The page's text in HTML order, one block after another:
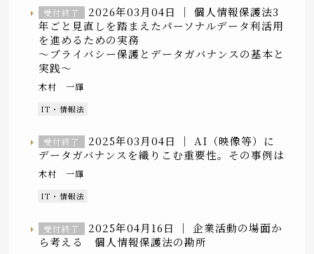
受付終了 2026年03月04日 ｜
個人情報保護法3
年ごと見直しを踏まえたパーソナルデータ利活用
を進めるための実務
～プライバシー保護とデータガバナンスの基本と
実践〜
木村 一輝
IT・情報法
受付終了 2025年03月04日 ｜
AI（映像等）に
データガバナンスを織りこむ重要性。その事例は
木村 一輝
IT・情報法
受付終了 2025年04月16日 ｜
企業活動の場面か
ら考える 個人情報保護法の勘所